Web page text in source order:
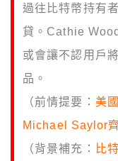
過往比特幣持有
貸。Cathie
或會讓不認用戶
品。
（前情提要： 美
Michael Saylor
（背景補充： 比